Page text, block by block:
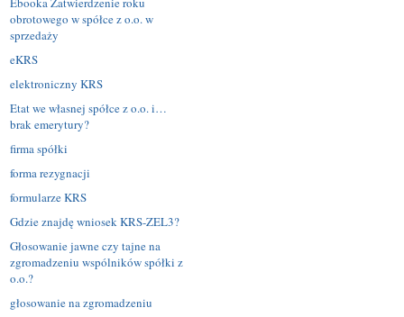
obrotowego w spółce z o.o. w
sprzedaży
eKRS
elektroniczny KRS
Etat we własnej spółce z o.o. i…
brak emerytury?
firma spółki
forma rezygnacji
formularze KRS
Gdzie znajdę wniosek KRS-ZEL3?
Głosowanie jawne czy tajne na
zgromadzeniu wspólników spółki z
o.o.?
głosowanie na zgromadzeniu